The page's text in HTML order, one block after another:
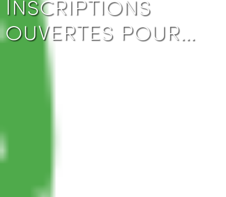
ouvertes pour…